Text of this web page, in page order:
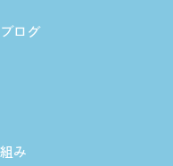
ログ
み